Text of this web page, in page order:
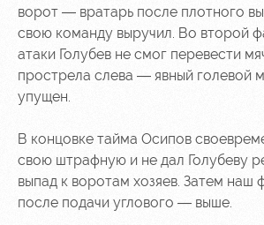
ворот — вратарь после плотного
свою команду выручил. Во второй
атаки Голубев не смог перевести
прострела слева — явный голевой
упущен.
В концовке тайма Осипов
свою штрафную и не дал Голубеву
выпад к воротам хозяев. Затем наш
после подачи углового — выше.